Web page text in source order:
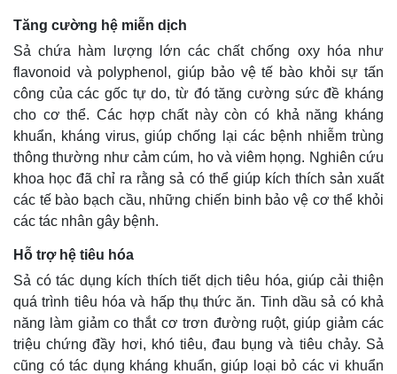
Tăng cường hệ miễn dịch
Sả chứa hàm lượng lớn các chất chống oxy hóa như
flavonoid và polyphenol, giúp bảo vệ tế bào khỏi sự tấn
công của các gốc tự do, từ đó tăng cường sức đề kháng
cho cơ thể. Các hợp chất này còn có khả năng kháng
khuẩn, kháng virus, giúp chống lại các bệnh nhiễm trùng
thông thường như cảm cúm, ho và viêm họng. Nghiên cứu
khoa học đã chỉ ra rằng sả có thể giúp kích thích sản xuất
các tế bào bạch cầu, những chiến binh bảo vệ cơ thể khỏi
các tác nhân gây bệnh.
Hỗ trợ hệ tiêu hóa
Sả có tác dụng kích thích tiết dịch tiêu hóa, giúp cải thiện
quá trình tiêu hóa và hấp thụ thức ăn. Tinh dầu sả có khả
năng làm giảm co thắt cơ trơn đường ruột, giúp giảm các
triệu chứng đầy hơi, khó tiêu, đau bụng và tiêu chảy. Sả
cũng có tác dụng kháng khuẩn, giúp loại bỏ các vi khuẩn